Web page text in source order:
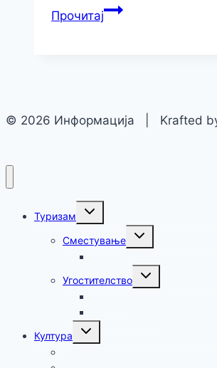
Прочитај
© 2026 Информација | Krafted
Туризам
Сместување
Угостителство
Култура